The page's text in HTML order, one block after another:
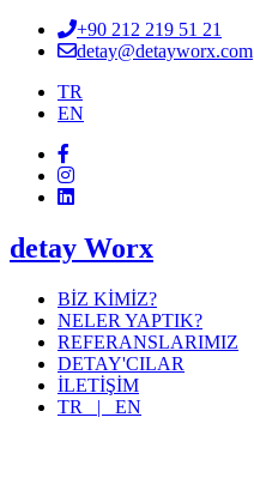
+90 212 219 51 21
detay@detayworx.com
TR
EN
detay Worx
BİZ KİMİZ?
NELER YAPTIK?
REFERANSLARIMIZ
DETAY'CILAR
İLETİŞİM
TR | EN